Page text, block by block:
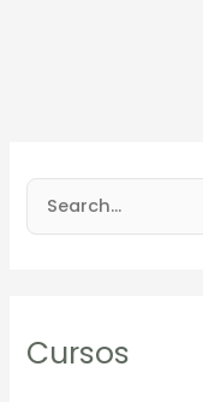
c
Cursos